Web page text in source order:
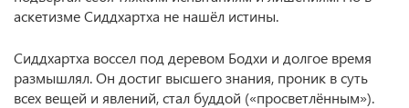
аскетизме Сиддхартха не нашёл истины.
Сиддхартха воссел под деревом Бодхи и долгое время
размышлял. Он достиг высшего знания, проник в суть
всех вещей и явлений, стал буддой («просветлённым»).